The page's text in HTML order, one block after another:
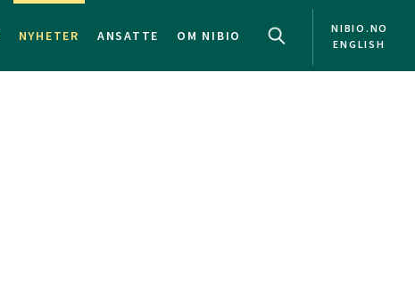
NYHETER ANSATTE OM NIBIO
NIBIO.NO
ENGLISH